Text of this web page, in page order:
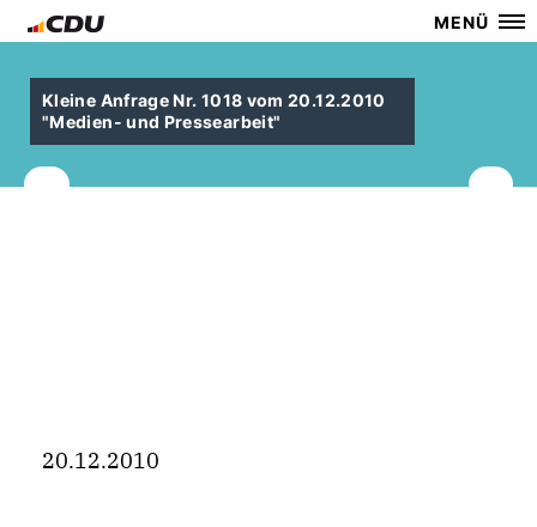
MENÜ
Kleine Anfrage Nr. 1018 vom 20.12.2010
"Medien- und Pressearbeit"
20.12.2010